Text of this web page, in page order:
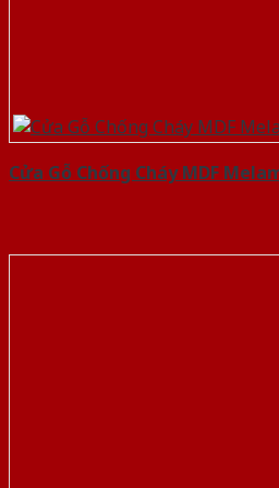
Cửa Gỗ Chống Cháy MDF